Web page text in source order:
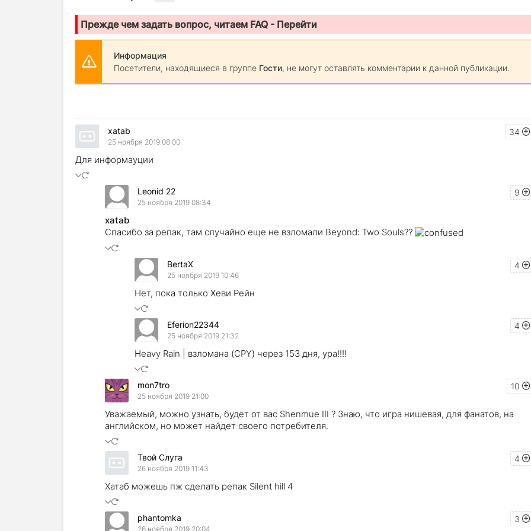
Прежде чем задать вопрос, читаем FAQ - Перейти
Информация
Посетители, находящиеся в группе Гости, не могут оставлять комментарии к данной публикации.
34
xatab
25 ноября 2019 08:00
Для информауции
9
Leonid 22
25 ноября 2019 08:34
xatab
Спасибо за репак, там случайно еще не взломали Beyond: Two Souls??
4
BertaX
25 ноября 2019 10:46
Нет, пока только Хеви Рейн
4
Eferion22344
25 ноября 2019 21:32
Heavy Rain | взломана (CPY) через 153 дня, ура!!!!
10
mon7tro
25 ноября 2019 21:00
Уважаемый, можно узнать, будет от вас Shenmue III ? Знаю, что игра нишевая, для фанатов, на
английском, но может найдет своего потребителя.
4
Твой Слуга
26 ноября 2019 11:43
Хатаб можешь пж сделать репак Silent hill 4
3
phantomka
26 ноября 2019 20:04